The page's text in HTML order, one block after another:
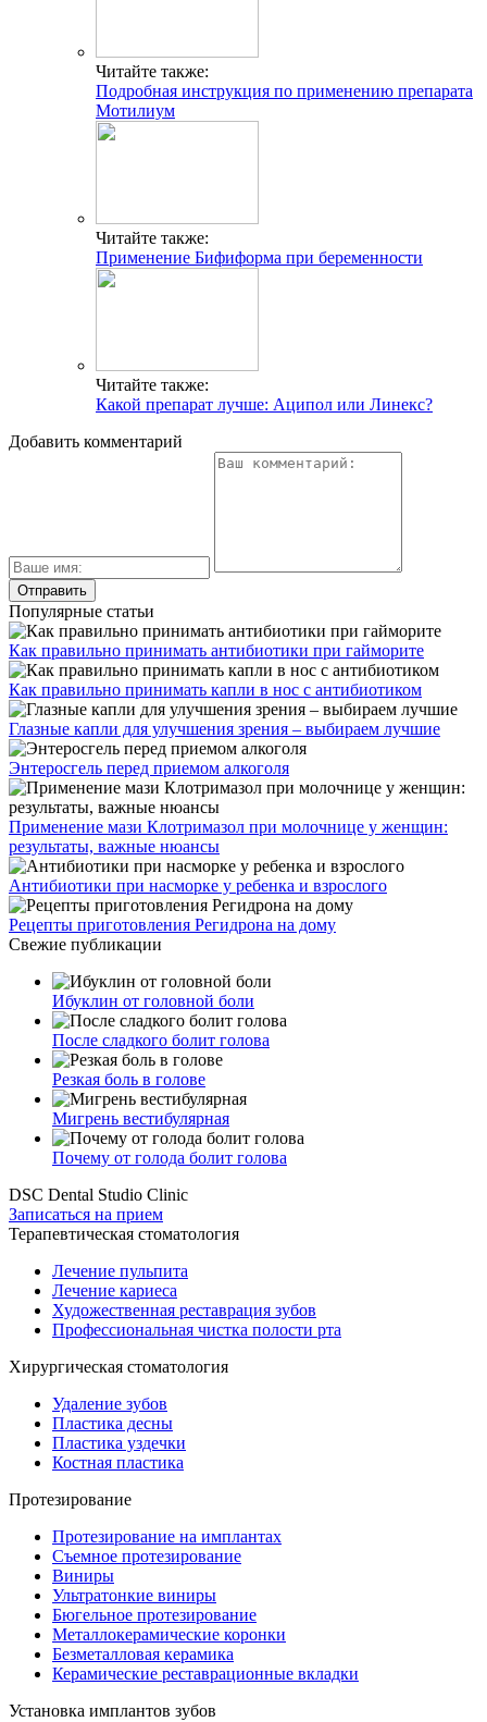
Читайте также:
Подробная инструкция по применению препарата
Мотилиум
Читайте также:
Применение Бифиформа при беременности
Читайте также:
Какой препарат лучше: Аципол или Линекс?
Добавить комментарий
Популярные статьи
Как правильно принимать антибиотики при гайморите
Как правильно принимать капли в нос с антибиотиком
Глазные капли для улучшения зрения – выбираем лучшие
Энтеросгель перед приемом алкоголя
Применение мази Клотримазол при молочнице у женщин:
результаты, важные нюансы
Антибиотики при насморке у ребенка и взрослого
Рецепты приготовления Регидрона на дому
Свежие публикации
Ибуклин от головной боли
После сладкого болит голова
Резкая боль в голове
Мигрень вестибулярная
Почему от голода болит голова
DSC Dental Studio Clinic
Записаться на прием
Терапевтическая стоматология
Лечение пульпита
Лечение кариеса
Художественная реставрация зубов
Профессиональная чистка полости рта
Хирургическая стоматология
Удаление зубов
Пластика десны
Пластика уздечки
Костная пластика
Протезирование
Протезирование на имплантах
Съемное протезирование
Виниры
Ультратонкие виниры
Бюгельное протезирование
Металлокерамические коронки
Безметалловая керамика
Керамические реставрационные вкладки
Установка имплантов зубов